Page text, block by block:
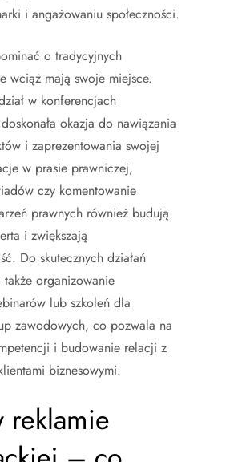
i angażowaniu społeczności.
o tradycyjnych
wciąż mają swoje miejsce.
w konferencjach
okazja do nawiązania
i zaprezentowania swojej
w prasie prawniczej,
czy komentowanie
prawnych również budują
i zwiększają
Do skutecznych działań
organizowanie
lub szkoleń dla
zawodowych, co pozwala na
i budowanie relacji z
biznesowymi.
reklamie